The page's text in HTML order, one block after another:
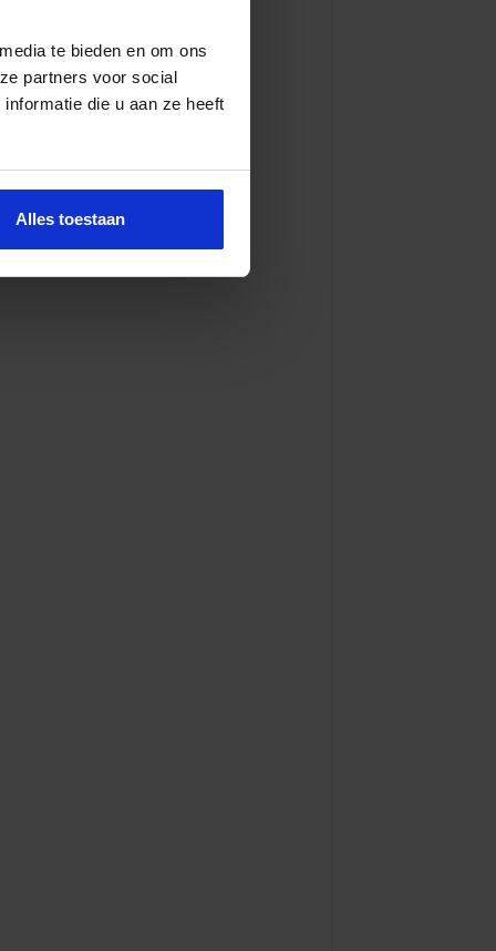
te bieden en om ons
partners voor social
die u aan ze heeft
Alles toestaan